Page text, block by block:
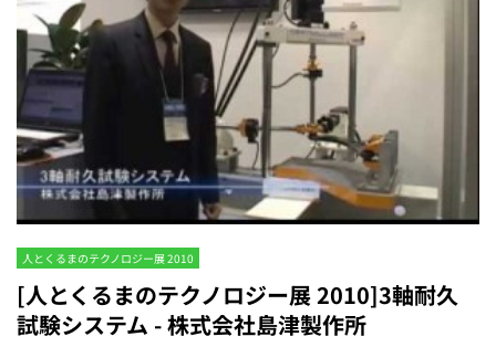
人とくるまのテクノロジー展 2010
[人とくるまのテクノロジー展 2010]3軸耐久
試験システム - 株式会社島津製作所